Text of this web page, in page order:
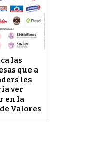
las
que a
les
ver
en la
Valores